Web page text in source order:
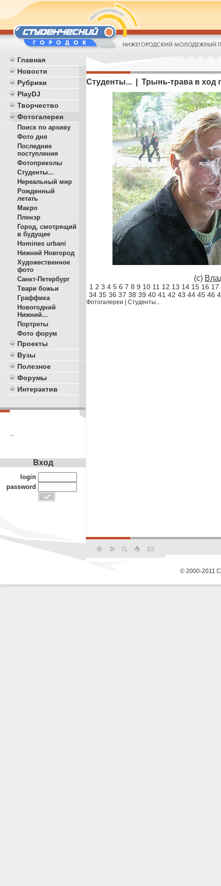
Главная
Новости
Рубрики
PlayDJ
Творчество
Фотогалереи
Поиск по архиву
Фото дня
Последние
поступления
Фотоприколы
Студенты...
Нереальный мир
Рожденный
летать
Макро
Пленэр
Город, смотрящий
в будущее
Homines urbani
Нижний Новгород
Художественное
фото
Санкт-Петербург
Твари божьи
Граффика
Новогодний
Нижний...
Портреты
Фото форум
Проекты
Вузы
Полезное
Форумы
Интерактив
**
Студенты... | Трынь-трава в ход
(с)
1 2 3 4 5 6 7 8 9 10 11 12 13 14 15 16 17
34 35 36 37 38 39 40 41 42 43 44 45 46
Фотогалереи Студенты...
Вход
login
password
© 2000-2011